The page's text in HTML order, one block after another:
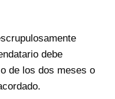
debe
de los dos meses o